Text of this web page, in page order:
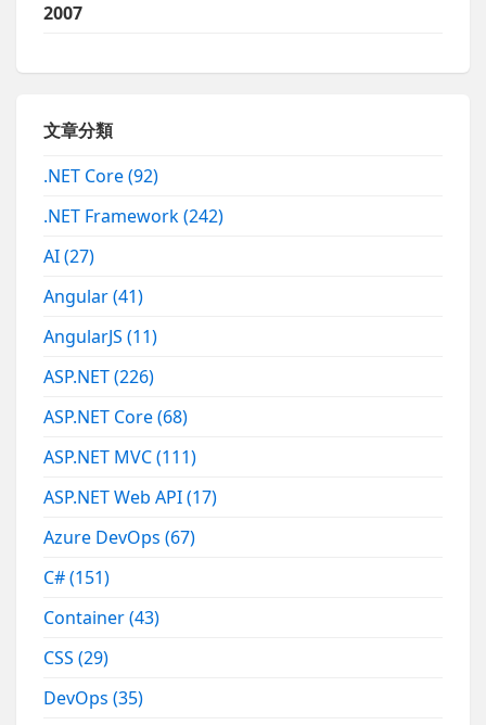
2007
文章分類
.NET Core(92)
.NET Framework(242)
AI(27)
Angular(41)
AngularJS(11)
ASP.NET(226)
ASP.NET Core(68)
ASP.NET MVC(111)
ASP.NET Web API(17)
Azure DevOps(67)
C#(151)
Container(43)
CSS(29)
DevOps(35)